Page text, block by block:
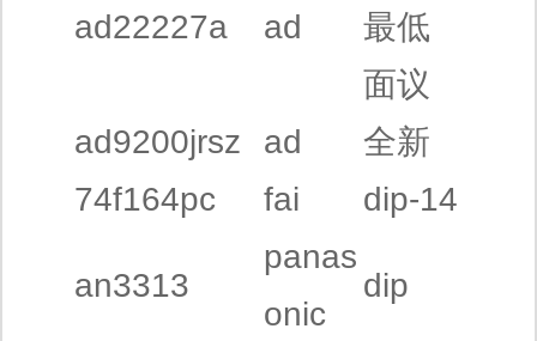
ad22227a ad
最低
面议
ad9200jrsz
ad
全新
74f164pc
fai dip-14
an3313
panas
onic
dip